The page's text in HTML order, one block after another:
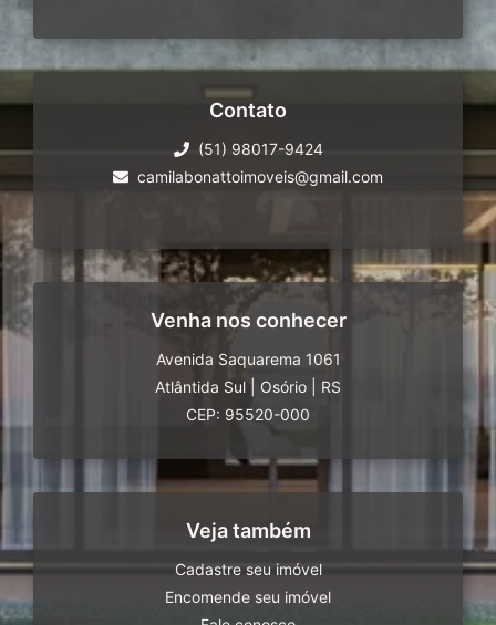
Contato
(51) 98017-9424
camilabonattoimoveis@gmail.com
Venha nos conhecer
Avenida Saquarema 1061
Atlântida Sul
Osório
RS
CEP: 95520-000
Veja também
Cadastre seu imóvel
Encomende seu imóvel